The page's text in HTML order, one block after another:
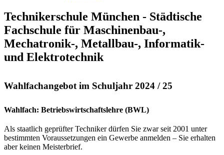
Technikerschule München - Städtische
Fachschule für Maschinenbau-,
Mechatronik-, Metallbau-, Informatik-
und Elektrotechnik
Wahlfachangebot im Schuljahr 2024 / 25
Wahlfach: Betriebswirtschaftslehre (BWL)
Als staatlich geprüfter Techniker dürfen Sie zwar seit 2001 unter
bestimmten Voraussetzungen ein Gewerbe anmelden – Sie erhalten
aber keinen Meisterbrief.